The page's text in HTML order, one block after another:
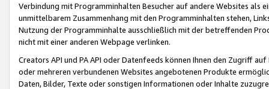
Verbindung mit Programminhalten Besucher auf andere Websites als
unmittelbarem Zusammenhang mit den Programminhalten stehen,
Nutzung der Programminhalte ausschließlich mit der betreffenden
nicht mit einer anderen Webpage verlinken.
Creators API und PA API oder Datenfeeds können Ihnen den Zugriff
oder mehreren verbundenen Websites angebotenen Produkte
Daten, Bilder, Texte oder sonstigen Informationen oder Inhalte